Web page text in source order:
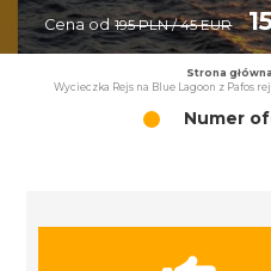
Cena od 195 PLN / 45 EUR
Strona główna
Wycieczka Rejs na Blue Lagoon z Pafos
Numer